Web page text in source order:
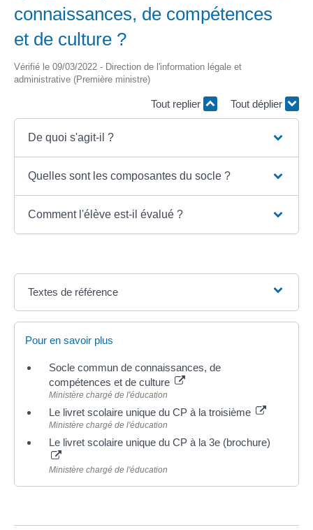
connaissances, de compétences
et de culture ?
Vérifié le 09/03/2022 - Direction de l'information légale et
administrative (Première ministre)
Tout replier Tout déplier
De quoi s'agit-il ?
Quelles sont les composantes du socle ?
Comment l'élève est-il évalué ?
Textes de référence
Pour en savoir plus
Socle commun de connaissances, de
compétences et de culture
Ministère chargé de l'éducation
Le livret scolaire unique du CP à la troisième
Ministère chargé de l'éducation
Le livret scolaire unique du CP à la 3e (brochure)
Ministère chargé de l'éducation